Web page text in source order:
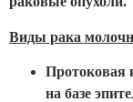
Виды рака
Протоковая
на базе